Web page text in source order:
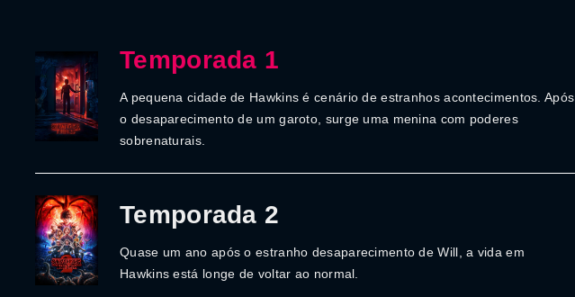
Temporada 1
A pequena cidade de Hawkins é cenário de estranhos acontecimentos. Após
o desaparecimento de um garoto, surge uma menina com poderes
sobrenaturais.
Temporada 2
Quase um ano após o estranho desaparecimento de Will, a vida em
Hawkins está longe de voltar ao normal.